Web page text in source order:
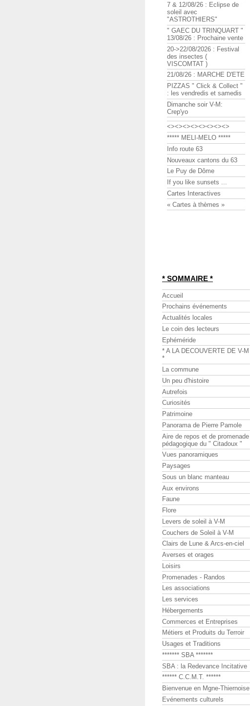
7 & 12/08/26 : Eclipse de
soleil avec
"ASTROTHIERS"
" GAEC DU TRINQUART "
13/08/26 : Prochaine vente
20->22/08/2026 : Festival
des insectes (
VISCOMTAT )
21/08/26 : MARCHE D'ETE
PIZZAS " Click & Collect "
: les vendredis et samedis
Dimanche soir V-M:
Crep'yo
<><><><><><><><>
***** MELI-MELO *****
Info route 63
Nouveaux cantons du 63
Le Puy de Dôme
If you like sunsets ...
Cartes Interactives
« Cartes à thèmes »
* SOMMAIRE *
Accueil
Prochains événements
Actualités locales
Le coin des lecteurs
Ephéméride
* A LA DECOUVERTE DE V-M
*
La commune
Un peu d'histoire
Autrefois
Curiosités
Patrimoine
Panorama de Pierre Pamole
Aire de repos et de promenade
pédagogique du " Citadoux "
Vues panoramiques
Paysages
Sous un blanc manteau
Aux environs
Faune
Flore
Levers de soleil à V-M
Couchers de Soleil à V-M
Clairs de Lune & Arcs-en-ciel
Averses et orages
Loisirs
Promenades - Randos
Les associations
Les services
Hébergements
Commerces et Entreprises
Métiers et Produits du Terroir
Usages et Traditions
******* SBA *******
SBA : la Redevance Incitative
****** C.C.M.T. ******
Bienvenue en Mgne-Thiernoise
Evénements culturels